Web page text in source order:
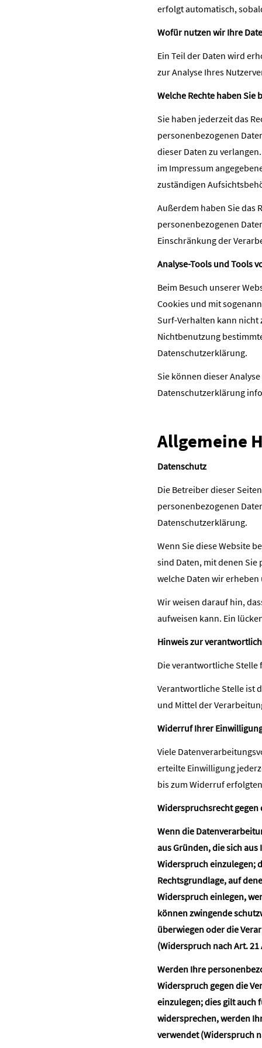
erfolgt automatisch,
Wofür nutzen wir Ihre
Ein Teil der Daten wird
zur Analyse Ihres
Welche Rechte haben Sie
Sie haben jederzeit das
personenbezogenen
dieser Daten zu
im Impressum
zuständigen
Außerdem haben Sie das
personenbezogenen
Einschränkung der
Analyse-Tools und Tools
Beim Besuch unserer
Cookies und mit
Surf-Verhalten kann nicht
Nichtbenutzung
Datenschutzerklärung.
Sie können dieser
Datenschutzerklärung
Allgemeine
Datenschutz
Die Betreiber dieser
personenbezogenen
Datenschutzerklärung.
Wenn Sie diese Website
sind Daten, mit denen
welche Daten wir
Wir weisen darauf hin,
aufweisen kann. Ein
Hinweis zur
Die verantwortliche Stelle
Verantwortliche Stelle ist
und Mittel der
Widerruf Ihrer
Viele
erteilte Einwilligung
bis zum Widerruf
Widerspruchsrecht gegen
Wenn die
aus Gründen, die sich
Widerspruch einzulegen;
Rechtsgrundlage, auf
Widerspruch einlegen,
können zwingende
überwiegen oder die
(Widerspruch nach Art. 21
Werden Ihre
Widerspruch gegen die
einzulegen; dies gilt auch
widersprechen, werden
verwendet (Widerspruch